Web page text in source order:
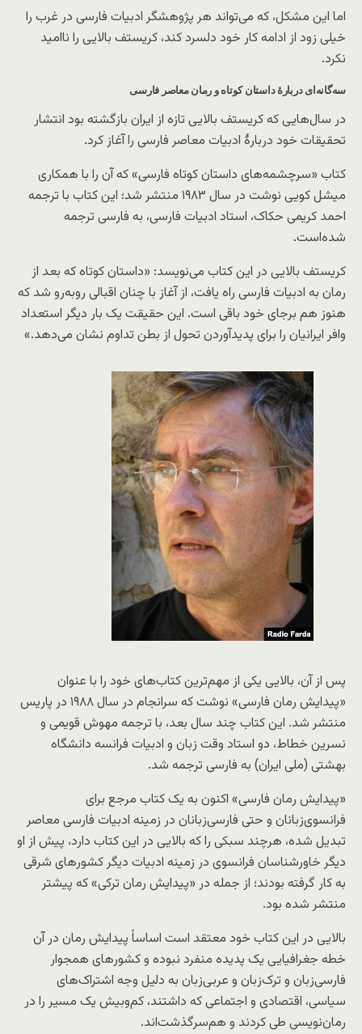
اما این مشکل، که می‌تواند هر پژوهشگر ادبیات فارسی در غرب را
خیلی زود از ادامه کار خود دلسرد کند، کریستف بالایی را ناامید
نکرد.
سه‌گانه‌ای دربارهٔ داستان کوتاه و رمان معاصر فارسی
در سال‌هایی که کریستف بالایی تازه از ایران بازگشته بود انتشار
تحقیقات خود دربارهٔ ادبیات معاصر فارسی را آغاز کرد.
کتاب «سرچشمه‌های داستان کوتاه فارسی» که آن را با همکاری
میشل کویی نوشت در سال ۱۹۸۳ منتشر شد؛ این کتاب با ترجمه
احمد کریمی حکاک، استاد ادبیات فارسی، به فارسی ترجمه
شده‌است.
کریستف بالایی در این کتاب می‌نویسد: «داستان کوتاه که بعد از
رمان به ادبیات فارسی راه یافت، از آغاز با چنان اقبالی روبه‌رو شد که
هنوز هم برجای خود باقی است. این حقیقت یک بار دیگر استعداد
وافر ایرانیان را برای پدیدآوردن تحول از بطن تداوم نشان می‌دهد.»
پس از آن، بالایی یکی از مهم‌ترین کتاب‌های خود را با عنوان
«پیدایش رمان فارسی» نوشت که سرانجام در سال ۱۹۸۸ در پاریس
منتشر شد. این کتاب چند سال بعد، با ترجمه مهوش قویمی و
نسرین خطاط، دو استاد وقت زبان و ادبیات فرانسه دانشگاه
بهشتی (ملی ایران) به فارسی ترجمه شد.
«پیدایش رمان فارسی» اکنون به یک کتاب مرجع برای
فرانسوی‌زبانان و حتی فارسی‌زبانان در زمینه ادبیات فارسی معاصر
تبدیل شده، هرچند سبکی را که بالایی در این کتاب دارد، پیش از او
دیگر خاورشناسان فرانسوی در زمینه ادبیات دیگر کشورهای شرقی
به کار گرفته بودند؛ از جمله در «پیدایش رمان ترکی» که پیشتر
منتشر شده بود.
بالایی در این کتاب خود معتقد است اساساً پیدایش رمان در آن
خطه جغرافیایی یک پدیده منفرد نبوده و کشورهای همجوار
فارسی‌زبان و ترک‌زبان و عربی‌زبان به دلیل وجه اشتراک‌های
سیاسی، اقتصادی و اجتماعی که داشتند، کم‌وبیش یک مسیر را در
رمان‌نویسی طی کردند و هم‌سرگذشت‌اند.